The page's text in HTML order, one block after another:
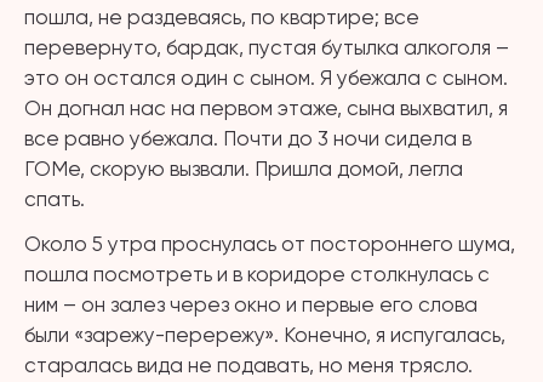
пошла, не раздеваясь, по квартире; все
перевернуто, бардак, пустая бутылка алкоголя –
это он остался один с сыном. Я убежала с сыном.
Он догнал нас на первом этаже, сына выхватил, я
все равно убежала. Почти до 3 ночи сидела в
ГОМе, скорую вызвали. Пришла домой, легла
спать.
Около 5 утра проснулась от постороннего шума,
пошла посмотреть и в коридоре столкнулась с
ним – он залез через окно и первые его слова
были «зарежу-перережу». Конечно, я испугалась,
старалась вида не подавать, но меня трясло.